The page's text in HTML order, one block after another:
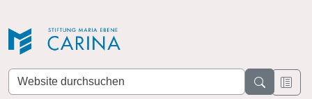
Website
durchsuchen